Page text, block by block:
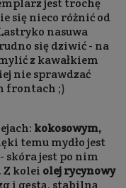
jest trochę
się nieco różnić od
nasuwa
się dziwić - na
z kawałkiem
nie sprawdzać
frontach ;)
kokosowym,
temu mydło jest
skóra jest po nim
Z kolei olej rycynowy
i gęstą, stabilną